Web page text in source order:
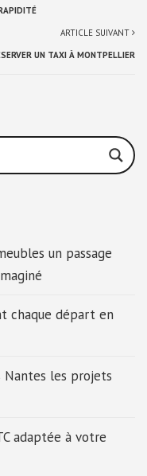
ARTICLE SUIVANT
UN TAXI À MONTPELLIER
un passage
chaque départ en
Nantes les projets
adaptée à votre